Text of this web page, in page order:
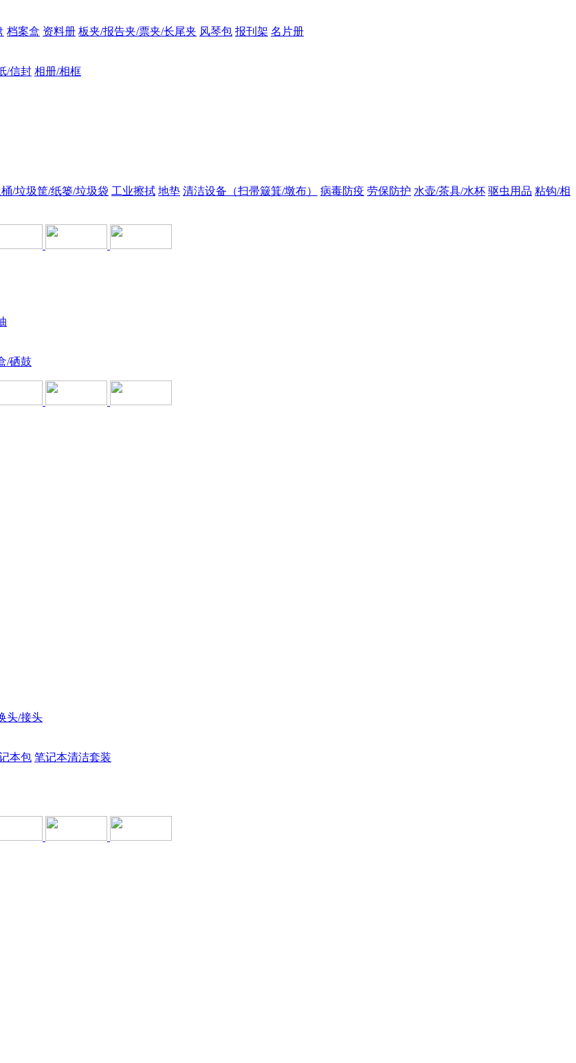
档案盒 资料册 板夹/报告夹/票夹/长尾夹 风琴包 报刊架 名片册
/信封 相册/相框
/垃圾筐/纸篓/垃圾袋 工业擦拭 地垫 清洁设备（扫帚簸箕/墩布） 病毒防疫 劳保防护 水壶/茶具/水杯 驱虫用品 粘钩/相
/硒鼓
头/接头
本包 笔记本清洁套装